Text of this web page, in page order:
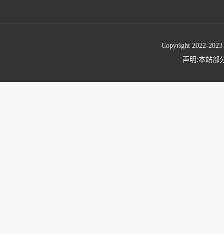
Copyright 2022-
声明:本站部